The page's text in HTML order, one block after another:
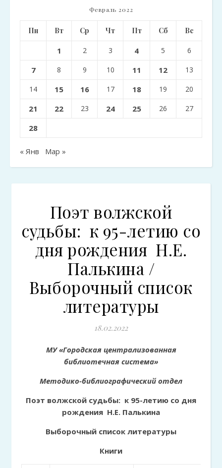
Февраль 2022
Пн Вт Ср Чт Пт Сб Вс
1 2 3 4 5 6
7 8 9 10 11 12 13
14 15 16 17 18 19 20
21 22 23 24 25 26 27
28
« Янв Мар »
Поэт волжской
судьбы: к 95-летию со
дня рождения Н.Е.
Палькина /
Выборочный список
литературы
18.02.2022
МУ «Городская централизованная
библиотечная система»
Методико-библиографический отдел
Поэт волжской судьбы: к 95-летию со дня
рождения Н.Е. Палькина
Выборочный список литературы
Книги